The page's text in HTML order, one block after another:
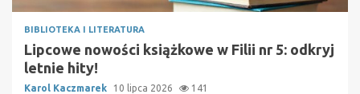
BIBLIOTEKA I LITERATURA
Lipcowe nowości książkowe w Filii nr 5: odkryj
letnie hity!
Karol Kaczmarek 10 lipca 2026 141